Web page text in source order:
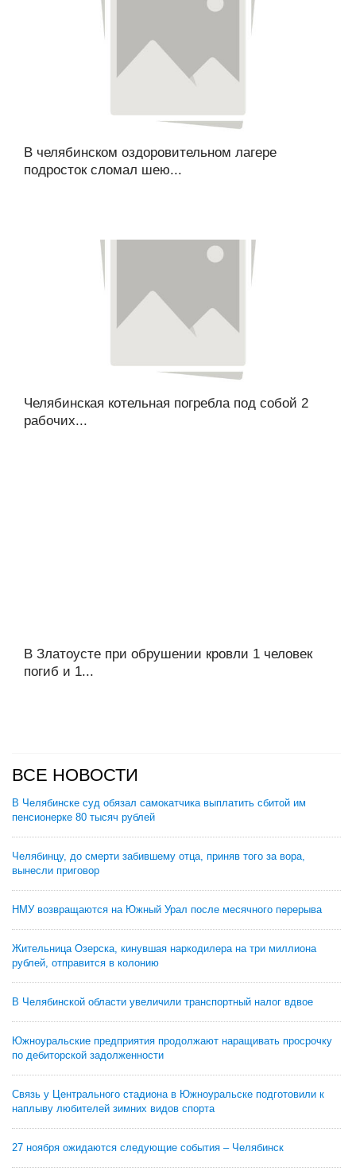
В челябинском оздоровительном лагере
подросток сломал шею...
Челябинская котельная погребла под собой 2
рабочих...
В Златоусте при обрушении кровли 1 человек
погиб и 1...
ВСЕ НОВОСТИ
В Челябинске суд обязал самокатчика выплатить сбитой им
пенсионерке 80 тысяч рублей
Челябинцу, до смерти забившему отца, приняв того за вора,
вынесли приговор
НМУ возвращаются на Южный Урал после месячного перерыва
Жительница Озерска, кинувшая наркодилера на три миллиона
рублей, отправится в колонию
В Челябинской области увеличили транспортный налог вдвое
Южноуральские предприятия продолжают наращивать просрочку
по дебиторской задолженности
Связь у Центрального стадиона в Южноуральске подготовили к
наплыву любителей зимних видов спорта
27 ноября ожидаются следующие события – Челябинск